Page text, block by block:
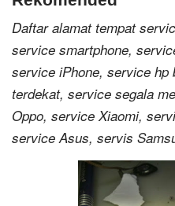
Daftar alamat tempat
service smartphone,
service iPhone, service hp
terdekat, service segala
Oppo, service Xiaomi,
service Asus, servis